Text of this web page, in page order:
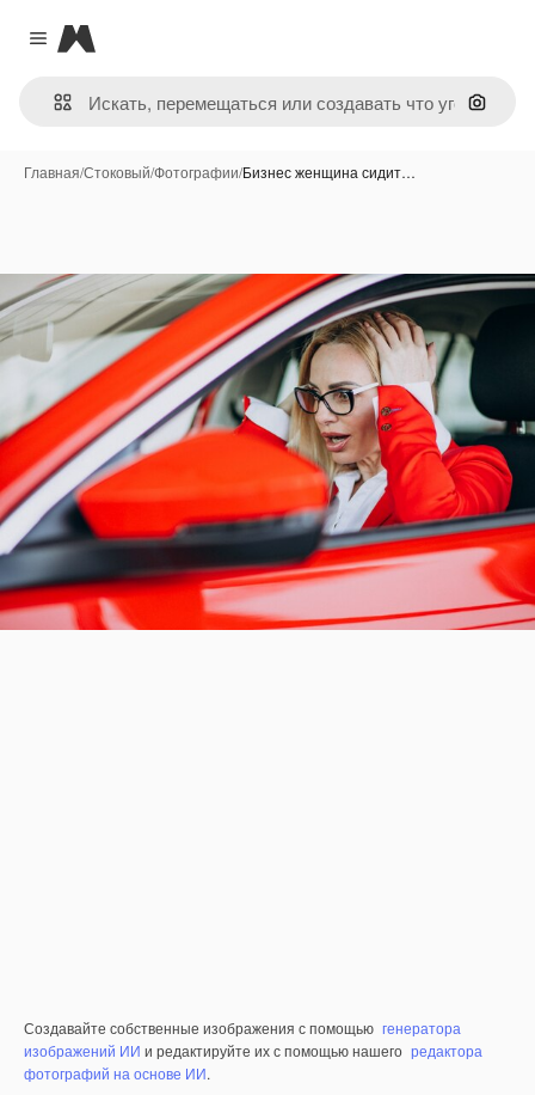
Close menu
Magnific
Поиск
Главная/Стоковый/Фотографии/Бизнес женщина сидит…
Создавайте собственные изображения с помощью генератора
изображений ИИ и редактируйте их с помощью нашего редактора
фотографий на основе ИИ.